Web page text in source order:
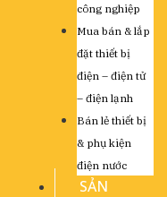
công nghiệp
Mua bán & lắp
đặt thiết bị
điện – điện tử
– điện lạnh
Bán lẻ thiết bị
& phụ kiện
điện nước
SẢN